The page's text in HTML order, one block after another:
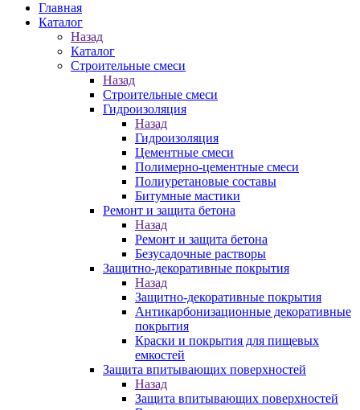
Главная
Каталог
Назад
Каталог
Строительные смеси
Назад
Строительные смеси
Гидроизоляция
Назад
Гидроизоляция
Цементные смеси
Полимерно-цементные смеси
Полиуретановые составы
Битумные мастики
Ремонт и защита бетона
Назад
Ремонт и защита бетона
Безусадочные растворы
Защитно-декоративные покрытия
Назад
Защитно-декоративные покрытия
Антикарбонизационные декоративные
покрытия
Краски и покрытия для пищевых
емкостей
Защита впитывающих поверхностей
Назад
Защита впитывающих поверхностей